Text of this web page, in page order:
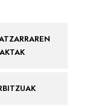
AKTAK